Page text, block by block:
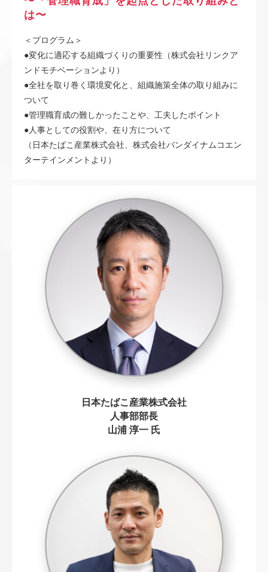
は〜
＜プログラム＞
●変化に適応する組織づくりの重要性（株式会社リンクア
ンドモチベーションより）
●全社を取り巻く環境変化と、組織施策全体の取り組みに
ついて
●管理職育成の難しかったことや、工夫したポイント
●人事としての役割や、在り方について
（日本たばこ産業株式会社、株式会社バンダイナムコエン
ターテインメントより）
日本たばこ産業株式会社
人事部部長
山浦 淳一 氏